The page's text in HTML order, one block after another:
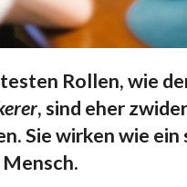
Rollen, wie
, sind eher
Sie wirken wie ein